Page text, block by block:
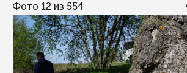
Фото 12 из 554